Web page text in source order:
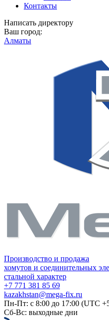
Контакты
Написать директору
Ваш город:
Алматы
Производство и продажа
хомутов и соединительных
стальной характер
+7 771 381 85 69
kazakhstan@mega-fix.ru
Пн-Пт: с 8:00 до 17:00 (UTC
Сб-Вс: выходные дни